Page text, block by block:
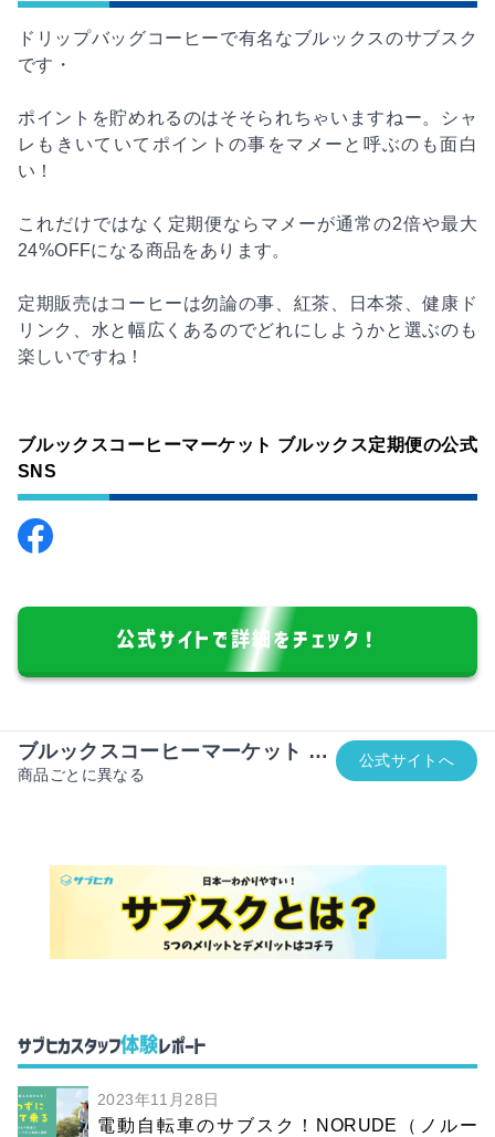
ドリップバッグコーヒーで有名なブルックスのサブスク
です・
ポイントを貯めれるのはそそられちゃいますねー。シャ
レもきいていてポイントの事をマメーと呼ぶのも面白
い！
これだけではなく定期便ならマメーが通常の2倍や最大
24%OFFになる商品をあります。
定期販売はコーヒーは勿論の事、紅茶、日本茶、健康ド
リンク、水と幅広くあるのでどれにしようかと選ぶのも
楽しいですね！
ブルックスコーヒーマーケット ブルックス定期便の公式
SNS
公式サイトで詳細をチェック！
ブルックスコーヒーマーケット …
商品ごとに異なる
公式サイトへ
サブヒカスタッフ体験レポート
2023年11月28日
電動自転車のサブスク！NORUDE（ノルー